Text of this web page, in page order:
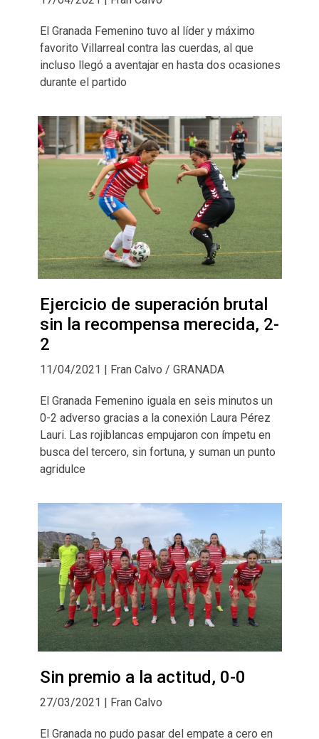
El Granada Femenino tuvo al líder y máximo
favorito Villarreal contra las cuerdas, al que
incluso llegó a aventajar en hasta dos ocasiones
durante el partido
Ejercicio de superación brutal
sin la recompensa merecida, 2-
2
11/04/2021 | Fran Calvo / GRANADA
El Granada Femenino iguala en seis minutos un
0-2 adverso gracias a la conexión Laura Pérez 
Lauri. Las rojiblancas empujaron con ímpetu en
busca del tercero, sin fortuna, y suman un punto
agridulce
Sin premio a la actitud, 0-0
27/03/2021 | Fran Calvo
El Granada no pudo pasar del empate a cero en